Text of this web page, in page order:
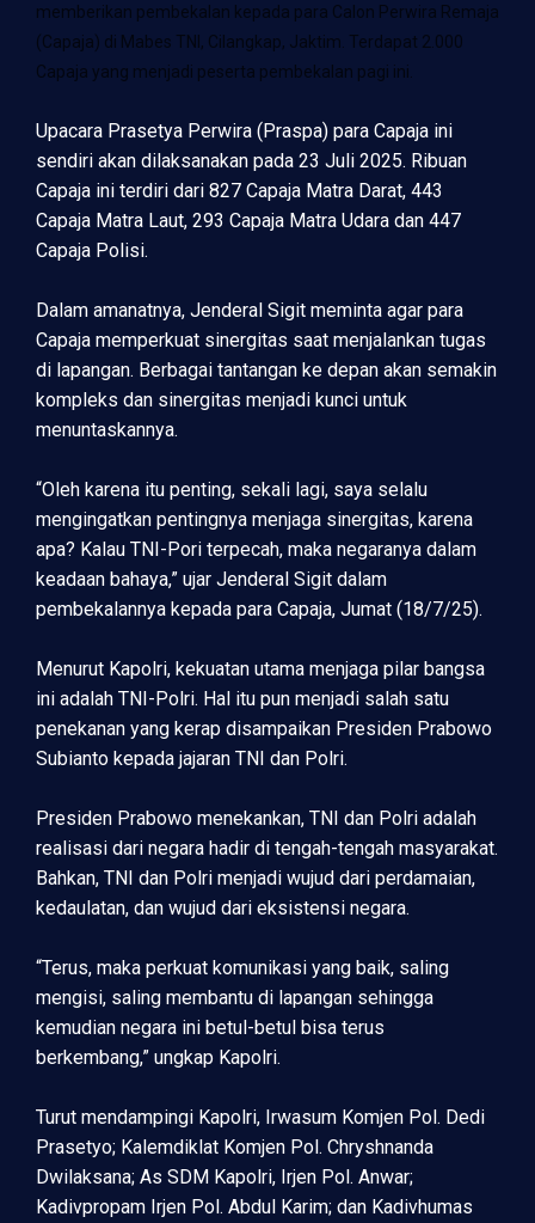
memberikan pembekalan kepada para Calon Perwira Remaja
(Capaja) di Mabes TNI, Cilangkap, Jaktim. Terdapat 2.000
Capaja yang menjadi peserta pembekalan pagi ini.
Upacara Prasetya Perwira (Praspa) para Capaja ini
sendiri akan dilaksanakan pada 23 Juli 2025. Ribuan
Capaja ini terdiri dari 827 Capaja Matra Darat, 443
Capaja Matra Laut, 293 Capaja Matra Udara dan 447
Capaja Polisi.
Dalam amanatnya, Jenderal Sigit meminta agar para
Capaja memperkuat sinergitas saat menjalankan tugas
di lapangan. Berbagai tantangan ke depan akan semakin
kompleks dan sinergitas menjadi kunci untuk
menuntaskannya.
“Oleh karena itu penting, sekali lagi, saya selalu
mengingatkan pentingnya menjaga sinergitas, karena
apa? Kalau TNI-Pori terpecah, maka negaranya dalam
keadaan bahaya,” ujar Jenderal Sigit dalam
pembekalannya kepada para Capaja, Jumat (18/7/25).
Menurut Kapolri, kekuatan utama menjaga pilar bangsa
ini adalah TNI-Polri. Hal itu pun menjadi salah satu
penekanan yang kerap disampaikan Presiden Prabowo
Subianto kepada jajaran TNI dan Polri.
Presiden Prabowo menekankan, TNI dan Polri adalah
realisasi dari negara hadir di tengah-tengah masyarakat.
Bahkan, TNI dan Polri menjadi wujud dari perdamaian,
kedaulatan, dan wujud dari eksistensi negara.
“Terus, maka perkuat komunikasi yang baik, saling
mengisi, saling membantu di lapangan sehingga
kemudian negara ini betul-betul bisa terus
berkembang,” ungkap Kapolri.
Turut mendampingi Kapolri, Irwasum Komjen Pol. Dedi
Prasetyo; Kalemdiklat Komjen Pol. Chryshnanda
Dwilaksana; As SDM Kapolri, Irjen Pol. Anwar;
Kadivpropam Irjen Pol. Abdul Karim; dan Kadivhumas